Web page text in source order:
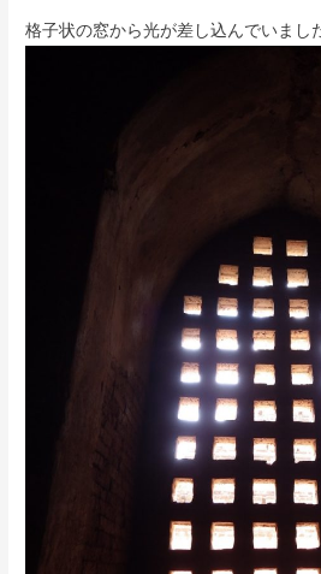
格子状の窓から光が差し込んでいまし